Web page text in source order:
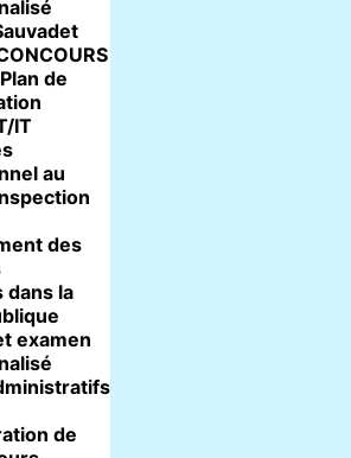
de
IT
au
des
dans la
examen
de